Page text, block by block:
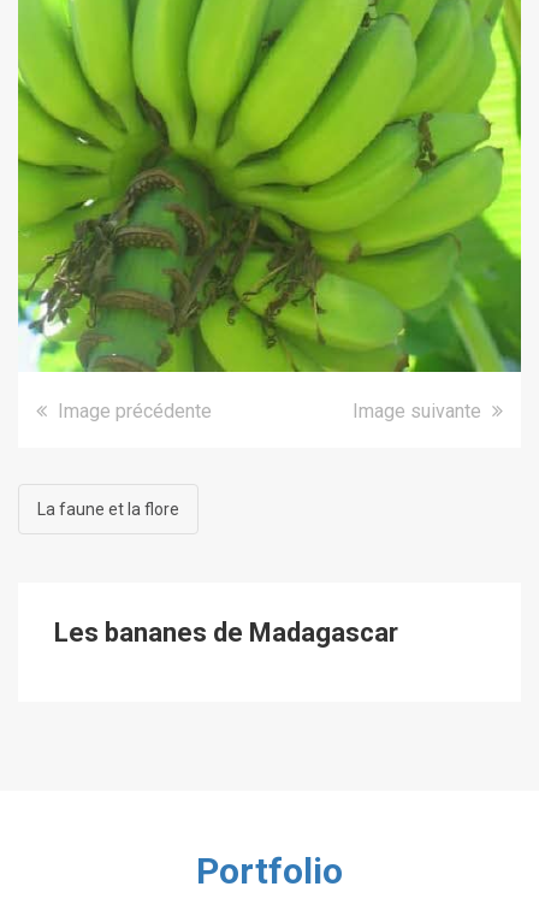
Image précédente Image suivante
La faune et la flore
Les bananes de Madagascar
Portfolio